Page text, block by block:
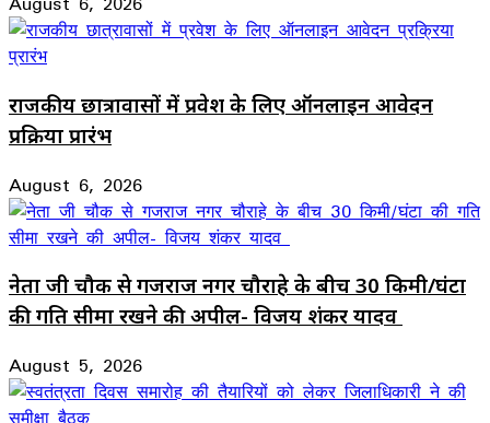
राजकीय छात्रावासों में प्रवेश के लिए ऑनलाइन आवेदन
प्रक्रिया प्रारंभ
August 6, 2026
नेता जी चौक से गजराज नगर चौराहे के बीच 30 किमी/घंटा
की गति सीमा रखने की अपील- विजय शंकर यादव
August 5, 2026